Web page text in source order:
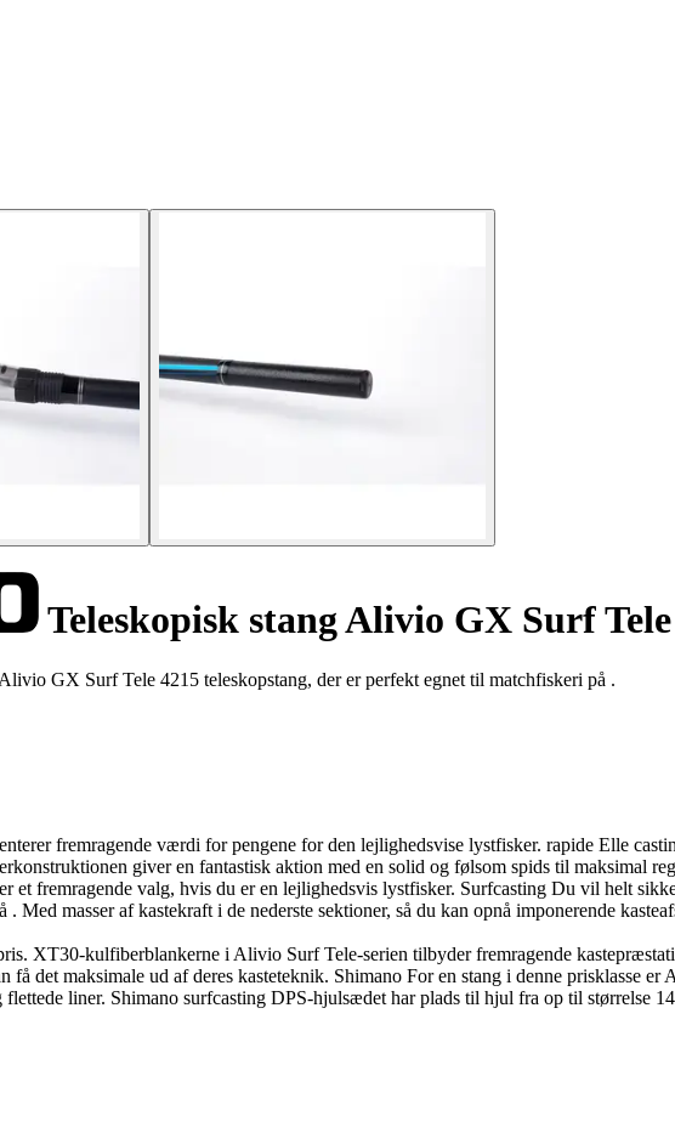
Teleskopisk stang Alivio GX Surf Tele
GX Surf Tele 4215 teleskopstang, der er perfekt egnet til matchfiskeri på .
fremragende værdi for pengene for den lejlighedsvise lystfisker. rapide Elle
giver en fantastisk aktion med en solid og følsom spids til maksimal
fremragende valg, hvis du er en lejlighedsvis lystfisker. Surfcasting Du vil helt
masser af kastekraft i de nederste sektioner, så du kan opnå imponerende
XT30-kulfiberblankerne i Alivio Surf Tele-serien tilbyder fremragende
det maksimale ud af deres kasteteknik. Shimano For en stang i denne prisklasse
liner. Shimano surfcasting DPS-hjulsædet har plads til hjul fra op til størrelse